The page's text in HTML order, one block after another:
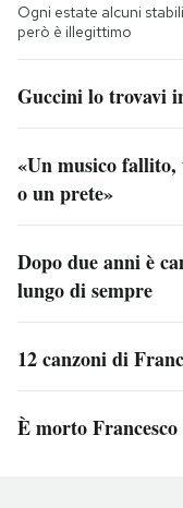
Ogni estate alcuni
però è illegittimo
Guccini lo trovavi
«Un musico
o un prete»
Dopo due anni è
lungo di sempre
12 canzoni di
È morto